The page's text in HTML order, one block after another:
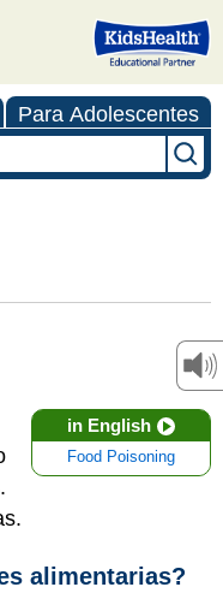
Para Adolescentes
in English
Food Poisoning
alimentarias?